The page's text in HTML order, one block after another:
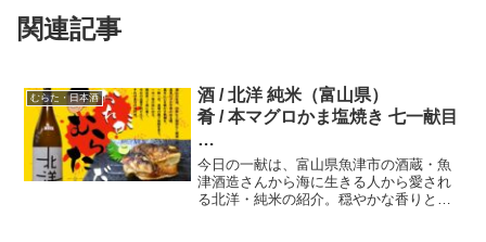
関連記事
むらた・日本酒
酒 / 北洋 純米（富山県）
肴 / 本マグロかま塩焼き 七一献目
おれが むらた だ！ 一合一肴
今日の一献は、富山県魚津市の酒蔵・魚
津酒造さんから海に生きる人から愛され
る北洋・純米の紹介。穏やかな香りと柔